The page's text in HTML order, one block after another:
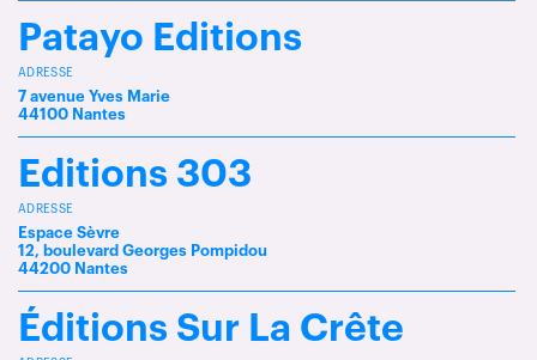
Patayo Editions
ADRESSE
7 avenue Yves Marie
44100 Nantes
Editions 303
ADRESSE
Espace Sèvre
12, boulevard Georges Pompidou
44200 Nantes
Éditions Sur La Crête